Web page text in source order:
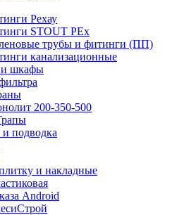
Рехау
STOUT PEx
трубы и фитинги (ПП)
канализационные
и шкафы
200-350-500
подводка
и накладные
Android